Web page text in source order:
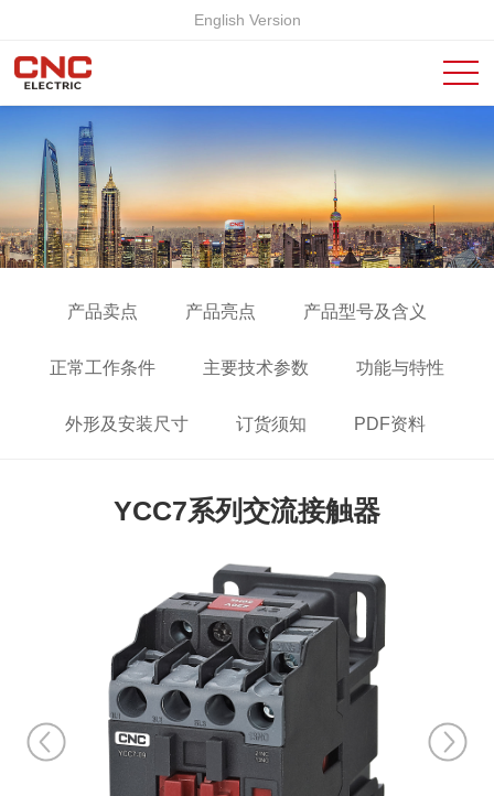
English Version
产品卖点 产品亮点 产品型号及含义
正常工作条件 主要技术参数 功能与特性
外形及安装尺寸 订货须知 PDF资料
YCC7系列交流接触器